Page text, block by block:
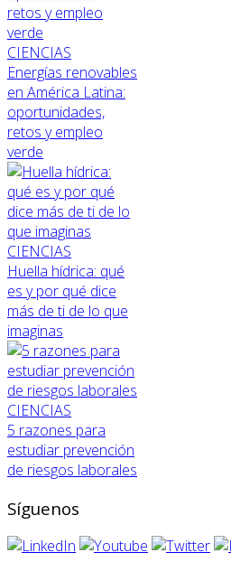
CIENCIAS
Energías renovables
en América Latina:
oportunidades,
retos y empleo
verde
CIENCIAS
Huella hídrica: qué
es y por qué dice
más de ti de lo que
imaginas
CIENCIAS
5 razones para
estudiar prevención
de riesgos laborales
Síguenos